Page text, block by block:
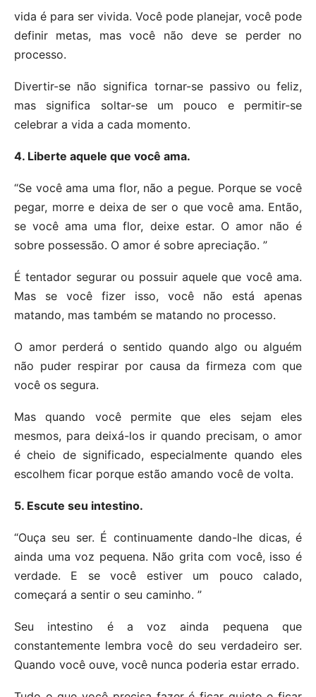
vida é para ser vivida. Você pode planejar, você pode
definir metas, mas você não deve se perder no
processo.
Divertir-se não significa tornar-se passivo ou feliz,
mas significa soltar-se um pouco e permitir-se
celebrar a vida a cada momento.
4. Liberte aquele que você ama.
“Se você ama uma flor, não a pegue. Porque se você
pegar, morre e deixa de ser o que você ama. Então,
se você ama uma flor, deixe estar. O amor não é
sobre possessão. O amor é sobre apreciação. ”
É tentador segurar ou possuir aquele que você ama.
Mas se você fizer isso, você não está apenas
matando, mas também se matando no processo.
O amor perderá o sentido quando algo ou alguém
não puder respirar por causa da firmeza com que
você os segura.
Mas quando você permite que eles sejam eles
mesmos, para deixá-los ir quando precisam, o amor
é cheio de significado, especialmente quando eles
escolhem ficar porque estão amando você de volta.
5. Escute seu intestino.
“Ouça seu ser. É continuamente dando-lhe dicas, é
ainda uma voz pequena. Não grita com você, isso é
verdade. E se você estiver um pouco calado,
começará a sentir o seu caminho. ”
Seu intestino é a voz ainda pequena que
constantemente lembra você do seu verdadeiro ser.
Quando você ouve, você nunca poderia estar errado.